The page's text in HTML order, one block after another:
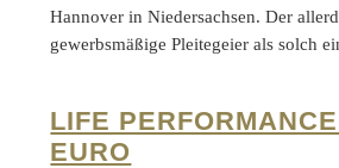
Hannover in Niedersachsen. Der
gewerbsmäßige Pleitegeier als solch
LIFE
EURO